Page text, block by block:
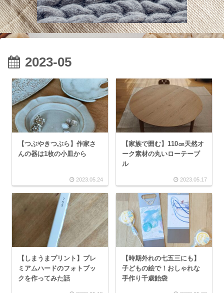
2023-05
【つぶやきつぶら】作家さ
んの器は1枚の小皿から
2023.05.24
【家族で囲む】110㎝天然オ
ーク素材の丸いローテーブ
ル
2023.05.17
【しまうまプリント】プレ
ミアムハードのフォトブッ
クを作ってみた話
【時期外れの七五三にも】
子どもの絵で！おしゃれな
手作り千歳飴袋